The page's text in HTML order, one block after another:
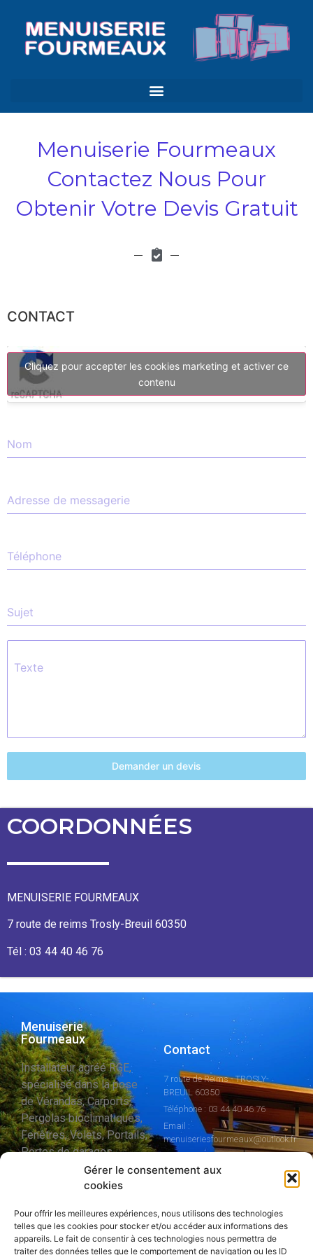
Gérer le consentement aux
cookies
Pour offrir les meilleures expériences, nous utilisons des technologies
telles que les cookies pour stocker et/ou accéder aux informations des
appareils. Le fait de consentir à ces technologies nous permettra de
traiter des données telles que le comportement de navigation ou les ID
Menuiserie Fourmeaux
Contactez Nous Pour
Obtenir Votre Devis Gratuit
CONTACT
Cliquez pour accepter les cookies marketing et activer ce
contenu
Nom
Adresse de messagerie
Téléphone
Sujet
Texte
Demander un devis
COORDONNÉES
MENUISERIE FOURMEAUX
7 route de reims Trosly-Breuil 60350
Tél : 03 44 40 46 76
Menuiserie
Fourmeaux
Installateur agréé RGE,
spécialisé dans la pose
de Vérandas, Carports,
Pergolas bioclimatiques,
Fenêtres, Volets, Portails,
Portes de garages,
Stores dans le
département de l’Oise.
Contact
7 route de Reims - TROSLY-
BREUIL 60350
Téléphone : 03 44 40 46 76
Email :
menuiseriesfourmeaux@outlook.fr
Nous suivre sur